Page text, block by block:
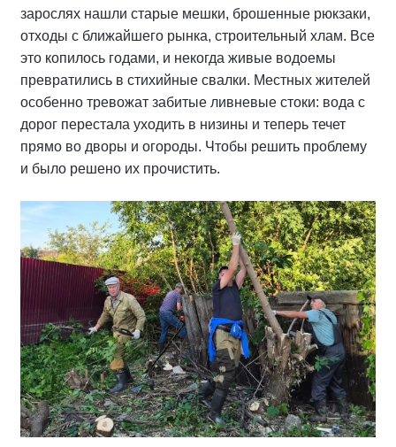
зарослях нашли старые мешки, брошенные рюкзаки,
отходы с ближайшего рынка, строительный хлам. Все
это копилось годами, и некогда живые водоемы
превратились в стихийные свалки. Местных жителей
особенно тревожат забитые ливневые стоки: вода с
дорог перестала уходить в низины и теперь течет
прямо во дворы и огороды. Чтобы решить проблему
и было решено их прочистить.